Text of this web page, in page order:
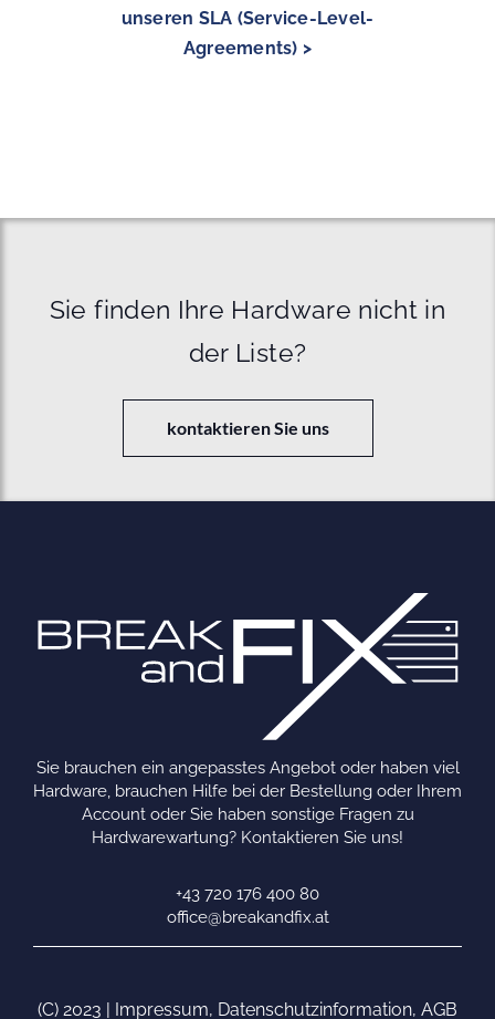
unseren SLA (Service-Level-
Agreements) >
Sie finden Ihre Hardware nicht in
der Liste?
kontaktieren Sie uns
Sie brauchen ein angepasstes Angebot oder haben viel
Hardware, brauchen Hilfe bei der Bestellung oder Ihrem
Account oder Sie haben sonstige Fragen zu
Hardwarewartung? Kontaktieren Sie uns!
+43 720 176 400 80
office@breakandfix.at
(C) 2023 | Impressum, Datenschutzinformation, AGB